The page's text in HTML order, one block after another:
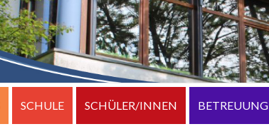
SCHULE SCHÜLER/INNEN BETREUUNG